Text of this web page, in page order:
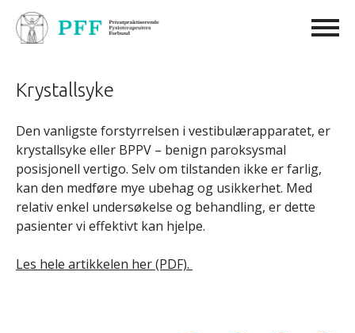
Krystallsyke
Den vanligste forstyrrelsen i vestibulærapparatet, er
krystallsyke eller BPPV – benign paroksysmal
posisjonell vertigo. Selv om tilstanden ikke er farlig,
kan den medføre mye ubehag og usikkerhet. Med
relativ enkel undersøkelse og behandling, er dette
pasienter vi effektivt kan hjelpe.
Les hele artikkelen her (PDF).